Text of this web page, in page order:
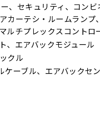
、セキュリティ、コン
カーテシ・ルームラン
ルチプレックスコントロ
、エアバックモジュール
クル
ーブル、エアバックセ